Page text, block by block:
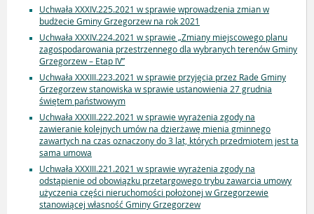
Uchwała XXXIV.225.2021 w sprawie wprowadzenia zmian w
budżecie Gminy Grzegorzew na rok 2021
Uchwała XXXIV.224.2021 w sprawie „Zmiany miejscowego planu
zagospodarowania przestrzennego dla wybranych terenów Gminy
Grzegorzew – Etap IV”
Uchwała XXXIII.223.2021 w sprawie przyjęcia przez Rade Gminy
Grzegorzew stanowiska w sprawie ustanowienia 27 grudnia
świętem państwowym
Uchwała XXXIII.222.2021 w sprawie wyrażenia zgody na
zawieranie kolejnych umów na dzierżawę mienia gminnego
zawartych na czas oznaczony do 3 lat, których przedmiotem jest ta
sama umowa
Uchwała XXXIII.221.2021 w sprawie wyrażenia zgody na
odstąpienie od obowiązku przetargowego trybu zawarcia umowy
użyczenia części nieruchomości położonej w Grzegorzewie
stanowiącej własność Gminy Grzegorzew